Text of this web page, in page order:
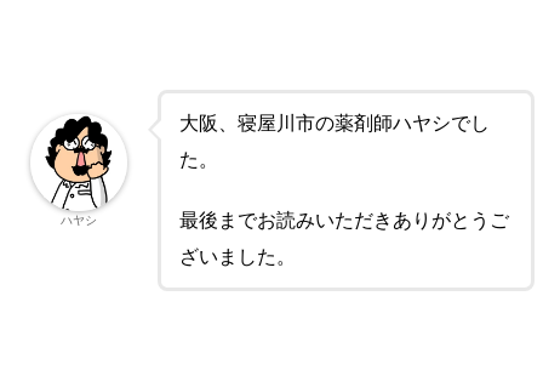
大阪、寝屋川市の薬剤師ハヤシでし
た。
最後までお読みいただきありがとうご
ざいました。
ハヤシ